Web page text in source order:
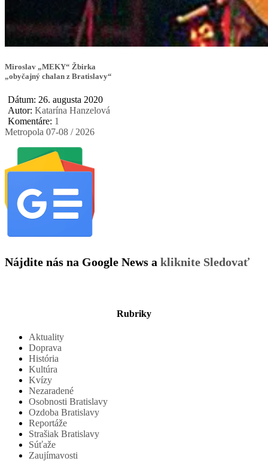
Miroslav „MEKY“ Žbirka
„obyčajný chalan z Bratislavy“
Dátum: 26. augusta 2020
Autor: Katarína Hanzelová
Komentáre: 1
Metropola 07-08 / 2026
Nájdite nás na Google News a kliknite Sledovať
Rubriky
Aktuality
Doprava
História
Kultúra
Kvízy
Nezaradené
Osobnosti Bratislavy
Ozdoba Bratislavy
Reportáže
Strašiak Bratislavy
Súťaže
Zaujímavosti